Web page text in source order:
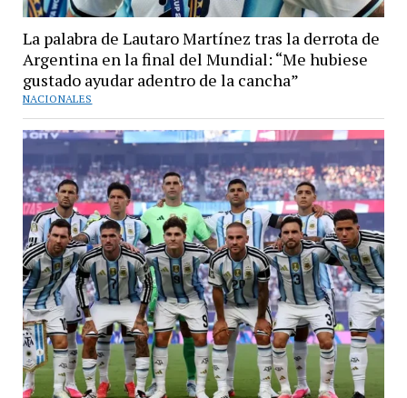
La palabra de Lautaro Martínez tras la derrota de
Argentina en la final del Mundial: “Me hubiese
gustado ayudar adentro de la cancha”
NACIONALES